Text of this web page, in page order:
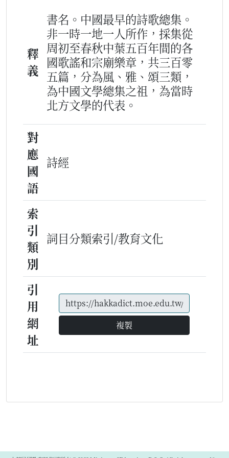
釋
義
書名。中國最早的詩歌總集。
非一時一地一人所作，採集從
周初至春秋中葉五百年間的各
國歌謠和宗廟樂章，共三百零
五篇，分為風、雅、頌三類，
為中國文學總集之祖，為當時
北方文學的代表。
對
應
國
語
詩經
索
引
類
別
詞目分類索引/教育文化
引
用
網
址
複製